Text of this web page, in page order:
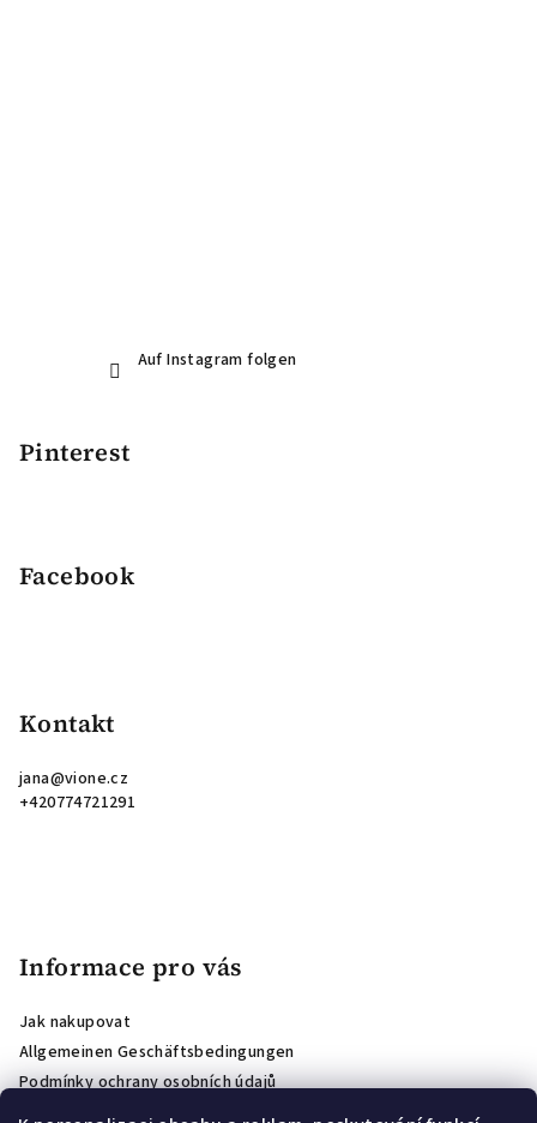
Auf Instagram folgen
Pinterest
Facebook
Kontakt
jana@vione.cz
+420774721291
Informace pro vás
Jak nakupovat
Allgemeinen Geschäftsbedingungen
Podmínky ochrany osobních údajů